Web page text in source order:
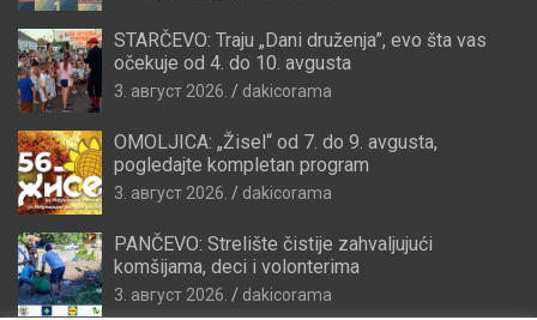
STARČEVO: Traju „Dani druženja”, evo šta vas
očekuje od 4. do 10. avgusta
3. август 2026. dakicorama
OMOLJICA: „Žisel“ od 7. do 9. avgusta,
pogledajte kompletan program
3. август 2026. dakicorama
PANČEVO: Strelište čistije zahvaljujući
komšijama, deci i volonterima
3. август 2026. dakicorama